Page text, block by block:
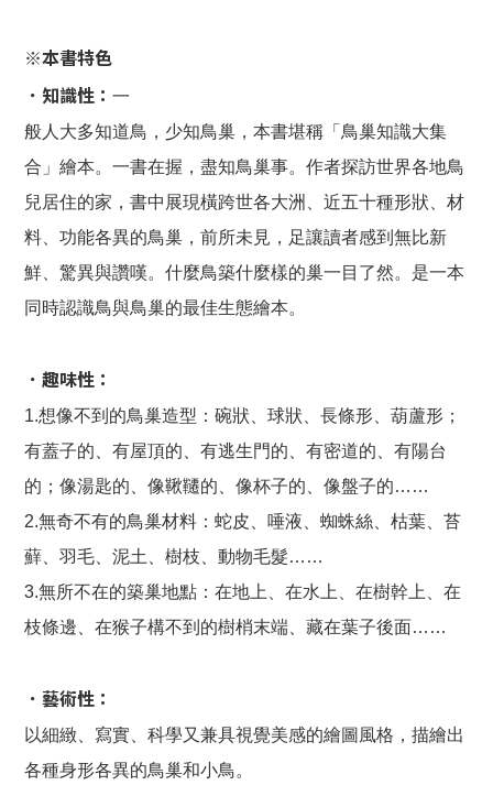
※本書特色
．知識性： 一
般人大多知道鳥，少知鳥巢，本書堪稱「鳥巢知識大集
合」繪本。一書在握，盡知鳥巢事。作者探訪世界各地鳥
兒居住的家，書中展現橫跨世各大洲、近五十種形狀、材
料、功能各異的鳥巢，前所未見，足讓讀者感到無比新
鮮、驚異與讚嘆。什麼鳥築什麼樣的巢一目了然。是一本
同時認識鳥與鳥巢的最佳生態繪本。
．趣味性：
1.想像不到的鳥巢造型：碗狀、球狀、長條形、葫蘆形；
有蓋子的、有屋頂的、有逃生門的、有密道的、有陽台
的；像湯匙的、像鞦韆的、像杯子的、像盤子的……
2.無奇不有的鳥巢材料：蛇皮、唾液、蜘蛛絲、枯葉、苔
蘚、羽毛、泥土、樹枝、動物毛髮……
3.無所不在的築巢地點：在地上、在水上、在樹幹上、在
枝條邊、在猴子構不到的樹梢末端、藏在葉子後面……
．藝術性：
以細緻、寫實、科學又兼具視覺美感的繪圖風格，描繪出
各種身形各異的鳥巢和小鳥。